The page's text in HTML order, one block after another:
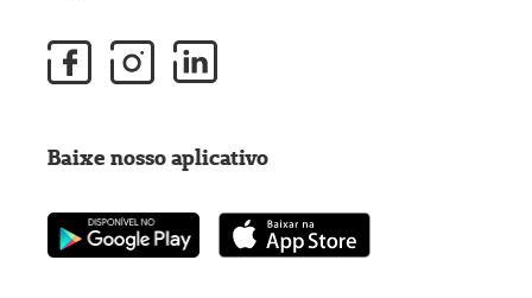
Baixe nosso aplicativo